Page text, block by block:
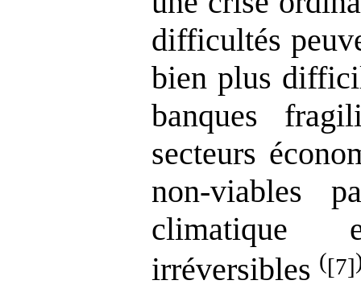
difficultés
bien plus
banques
secteurs
non-viables
climatique
irréversibles ([7]